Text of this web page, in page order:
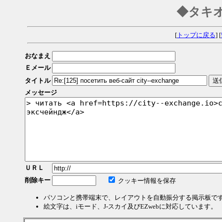
◆タキ
[トップに戻る] [
おなまえ
Ｅメール
タイトル
メッセージ
ＵＲＬ
削除キー
クッキー情報を保存
パソコンと携帯端末で、レイアウトを自動振分する掲示板で
絵文字は、iモード、J-スカイ及びEZwebに対応しています。